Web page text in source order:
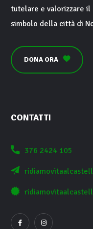
tutelare e valorizzare il
simbolo della città di
DONA ORA
CONTATTI
376 2424 105